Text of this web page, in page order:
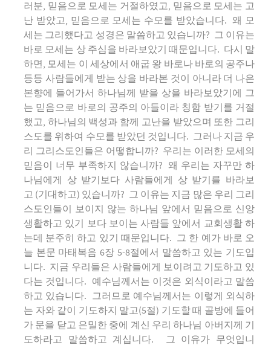
러분, 믿음으로 모세는 거절하였고, 믿음으로 모세는 고
난 받았고, 믿음으로 모세는 수모를 받았습니다. 왜 모
세는 그리했다고 성경은 말씀하고 있습니까? 그 이유는
바로 모세는 상 주심을 바라보았기 때문입니다. 다시 말
하면, 모세는 이 세상에서 애굽 왕 바로나 바로의 공주나
등등 사람들에게 받는 상을 바라본 것이 아니라 더 나은
본향에 들어가서 하나님께 받을 상을 바라보았기에 그
는 믿음으로 바로의 공주의 아들이라 칭함 받기를 거절
했고, 하나님의 백성과 함께 고난을 받았으며 또한 그리
스도를 위하여 수모를 받았던 것입니다. 그러나 지금 우
리 그리스도인들은 어떻합니까? 우리는 이러한 모세의
믿음이 너무 부족하지 않습니까? 왜 우리는 자꾸만 하
나님에게 상 받기보다 사람들에게 상 받기를 바라보
고 (기대하고) 있습니까? 그 이유는 지금 많은 우리 그리
스도인들이 보이지 않는 하나님 앞에서 믿음으로 신앙
생활하고 있기 보다 보이는 사람들 앞에서 교회생활 하
는데 분주히 하고 있기 때문입니다. 그 한 예가 바로 오
늘 본문 마태복음 6장 5-8절에서 말씀하고 있는 기도입
니다. 지금 우리들은 사람들에게 보이려고 기도하고 있
다는 것입니다. 예수님께서는 이것은 외식이라고 말씀
하고 있습니다. 그러므로 예수님께서는 이렇게 외식하
는 자와 같이 기도하지 말고(5절) 기도할 때 골방에 들어
가 문을 닫고 은밀한 중에 계신 우리 하나님 아버지께 기
도하라고 말씀하고 계십니다. 그 이유가 무엇입니